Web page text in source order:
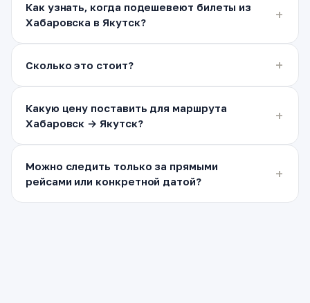
Как узнать, когда подешевеют билеты из
Хабаровска в Якутск?
Сколько это стоит?
Какую цену поставить для маршрута
Хабаровск → Якутск?
Можно следить только за прямыми
рейсами или конкретной датой?